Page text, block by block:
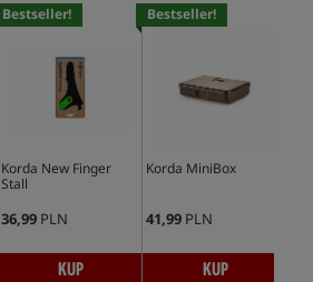
Bestseller!
Korda New Finger
Stall
36,99 PLN
KUP
Bestseller!
Korda MiniBox
41,99 PLN
KUP